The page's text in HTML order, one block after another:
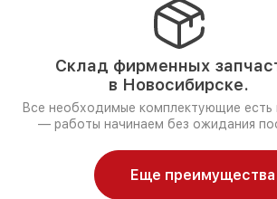
Склад фирменных
в Новосибирске.
Все необходимые комплектующие есть
— работы начинаем без ожидания
Еще преимущества